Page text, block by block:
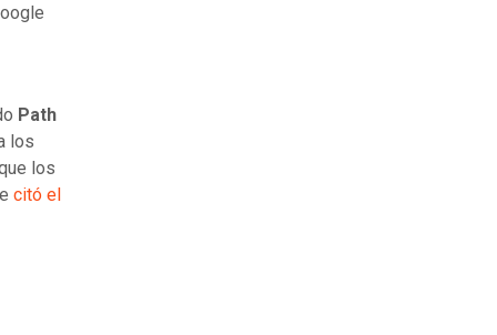
Path
los
los
citó el